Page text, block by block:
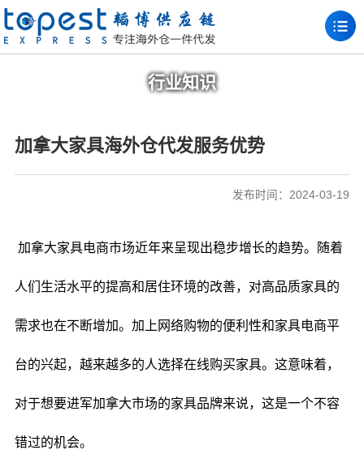
行业知识
加拿大家具海外仓代发服务优势
发布时间：2024-03-19
加拿大家具电商市场近年来呈现出稳步增长的趋势。随着
人们生活水平的提高和居住环境的改善，对高品质家具的
需求也在不断增加。加上网络购物的便利性和家具电商平
台的兴起，越来越多的人选择在线购买家具。这意味着，
对于想要进军加拿大市场的家具品牌来说，这是一个不容
错过的机会。